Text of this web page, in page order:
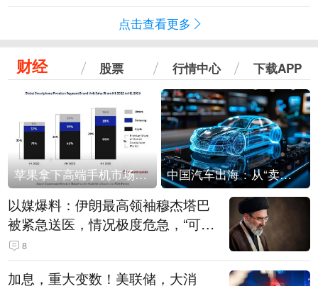
点击查看更多
财经 股票 行情中心 下载APP
苹果拿下高端手机市场65%的份额：iPhone 17系列功不可没 中国汽车出海：从“卖出去”到“走进去”
以媒爆料：伊朗最高领袖穆杰塔巴
被紧急送医，情况极度危急，“可能
随时会死去”
8
加息，重大变数！美联储，大消